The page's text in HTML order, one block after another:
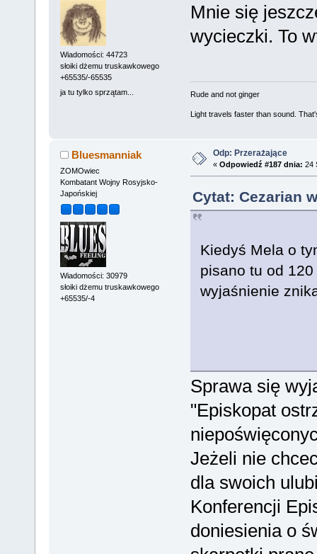
Wiadomości: 44723
słoiki dżemu truskawkowego
+65535/-65535
ja tu tylko sprzątam...
Mnie się
wycieczki. To
Rude and not ginger
Light travels faster than sound.
Bluesmanniak
ZOMOwiec
Kombatant Wojny Rosyjsko-
Japońskiej
Wiadomości: 30979
słoiki dżemu truskawkowego
+65535/-4
Odp: Przerażające
« Odpowiedź #187 dnia: 24
Cytat: Cezarian
Kiedyś Mela o
pisano tu od
wyjaśnienie
Sprawa się
"Episkopat
Jeżeli nie
dla swoich
Konferencji
doniesienia o